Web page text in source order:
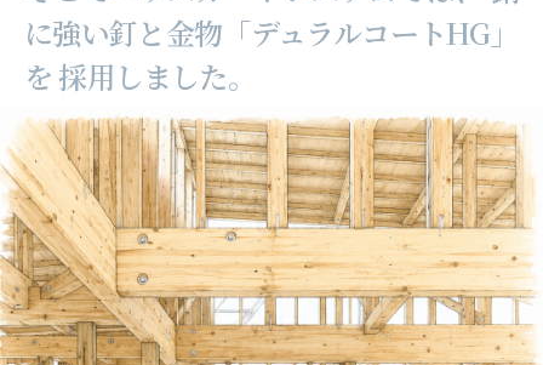
に強い釘と金物「デュラルコートHG」
を 採用しました。